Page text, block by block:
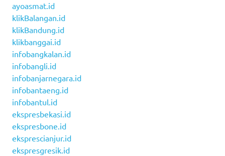
ayoasmat.id
klikBalangan.id
klikBandung.id
klikbanggai.id
infobangkalan.id
infobangli.id
infobanjarnegara.id
infobantaeng.id
infobantul.id
ekspresbekasi.id
ekspresbone.id
eksprescianjur.id
ekspresgresik.id